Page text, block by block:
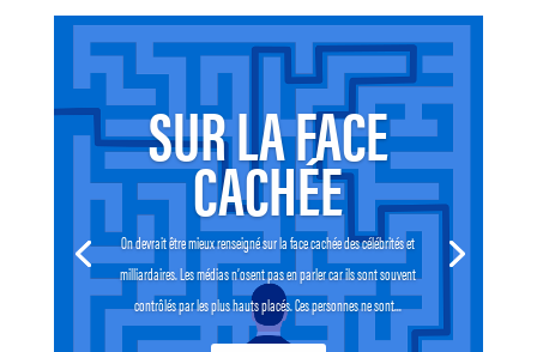
SUR LA FACE
CACHÉE
On devrait être mieux renseigné sur la face cachée des célébrités et
milliardaires. Les médias n’osent pas en parler car ils sont souvent
contrôlés par les plus hauts placés. Ces personnes ne sont...